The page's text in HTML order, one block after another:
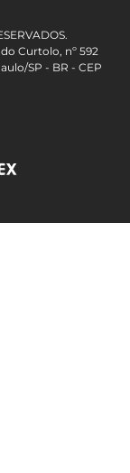
Curtolo, nº 592
SP - BR - CEP